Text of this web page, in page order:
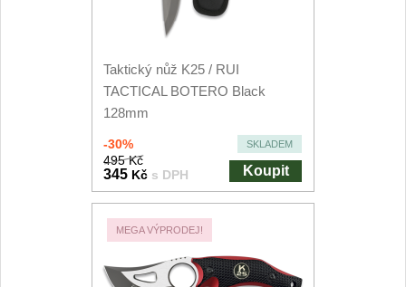
Taktický nůž K25 / RUI
TACTICAL BOTERO Black
128mm
-30% SKLADEM
495 Kč
345 Kč s DPH Koupit
MEGA VÝPRODEJ!